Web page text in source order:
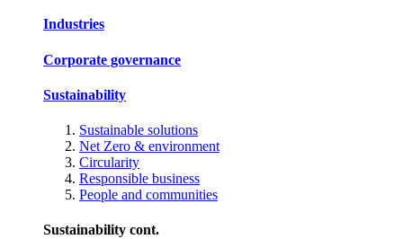
Industries
Corporate governance
Sustainability
Sustainable solutions
Net Zero & environment
Circularity
Responsible business
People and communities
Sustainability cont.